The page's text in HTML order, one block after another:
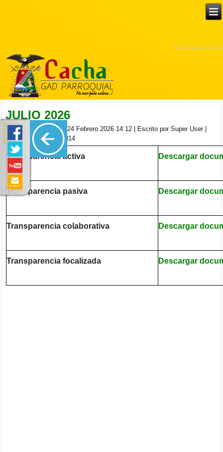
ProCurbAppealConcrete
JULIO 2026
Publicado el Martes, 24 Febrero 2026 14:12 Escrito por Super User|
| Visitas: 314
Transparencia activa Descargar
Transparencia pasiva Descargar
Transparencia colaborativa Descargar
Transparencia focalizada Descargar